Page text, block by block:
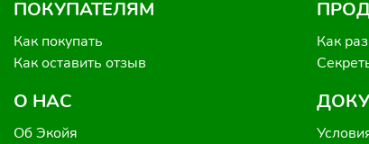
ПОКУПАТЕЛЯМ
Как покупать
Как оставить отзыв
О НАС
Об Экойя
Как